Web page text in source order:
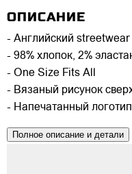
ОПИСАНИЕ
- Английский
- 98% хлопок, 2%
- One Size Fits All
- Вязаный рисунок
- Напечатанный
Полное описание и детали